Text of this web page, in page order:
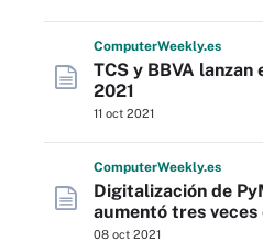
ComputerWeekly.es
TCS y BBVA lanzan
2021
11 oct 2021
ComputerWeekly.es
Digitalización de
aumentó tres veces
08 oct 2021